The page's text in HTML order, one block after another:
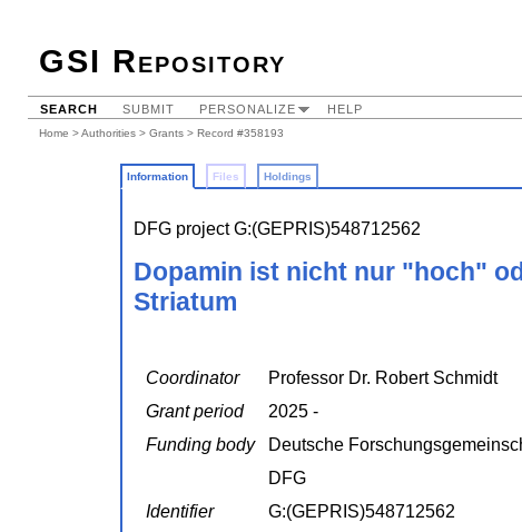
GSI Repository
SEARCH SUBMIT PERSONALIZE HELP
Home >Authorities > Grants > Record #358193
Information Files Holdings
DFG project G:(GEPRIS)548712562
Dopamin ist nicht nur "hoch"
Striatum
Coordinator
Professor Dr. Robert Schmidt
Grant period
2025 -
Funding body
Deutsche
DFG
Identifier
G:(GEPRIS)548712562